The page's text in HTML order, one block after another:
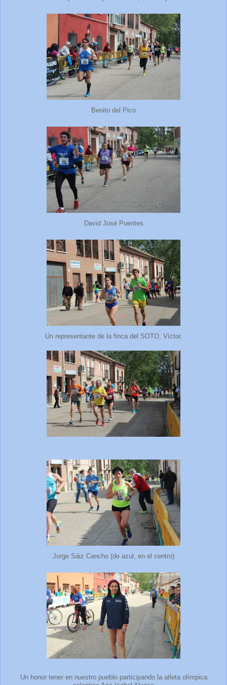
Benito del Pico
David José Puentes
Un representante de la finca del SOTO, Víctor.
Jorge Sáiz Cancho (de azul, en el centro)
Un honor tener en nuestro pueblo participando la atleta olímpica